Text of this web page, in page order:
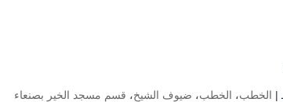
الخطب، الخطب، ضيوف الشيخ، قسم مسجد الخير بصنعاء